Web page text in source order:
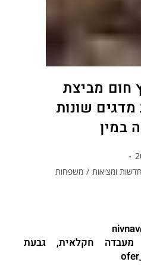
חום מביצת
שונות
במין
חדשות ומציאות / משפחות
חקלאית, גבעת